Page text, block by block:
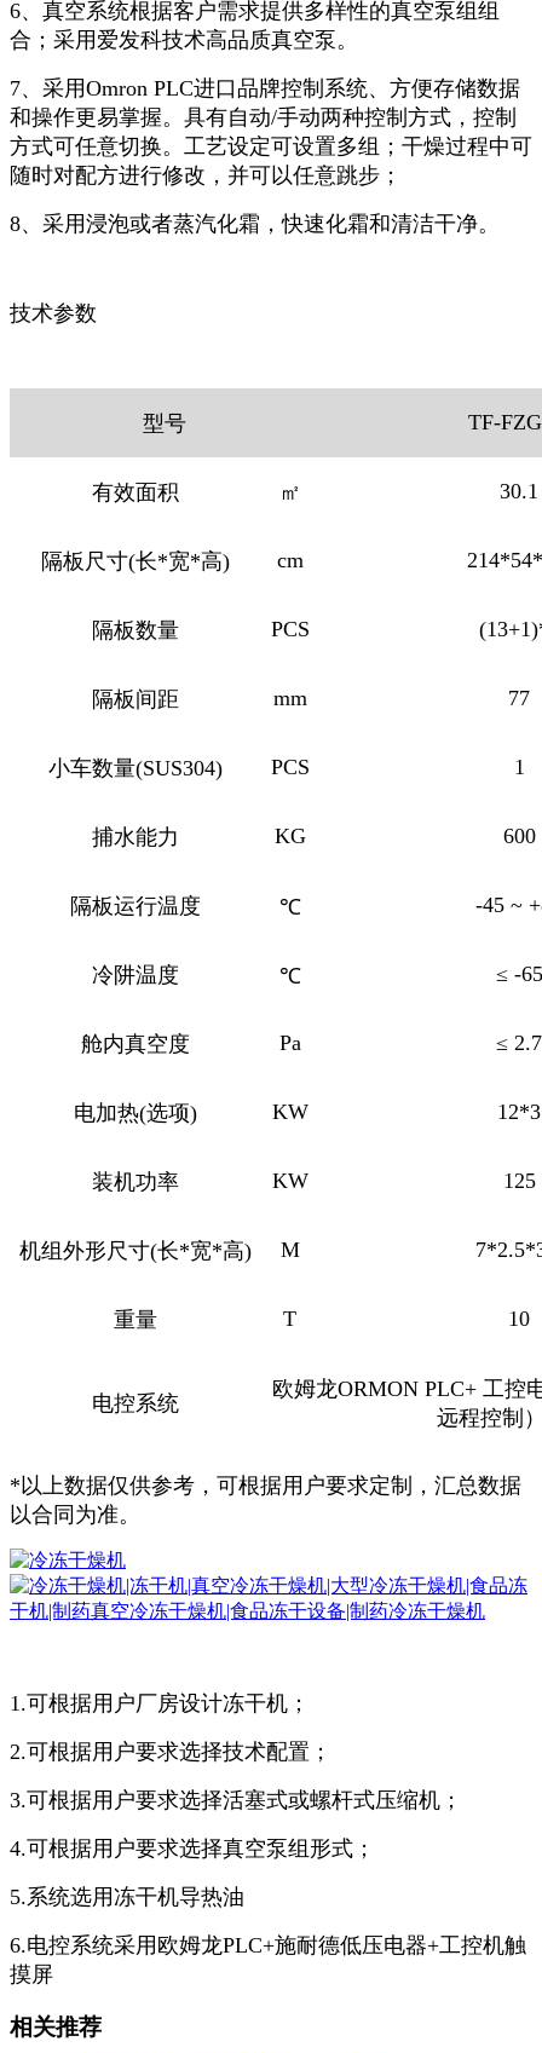
6、真空系统根据客户需求提供多样性的真空泵组组
合；采用爱发科技术高品质真空泵。
7、采用Omron PLC进口品牌控制系统、方便存储数据
和操作更易掌握。具有自动/手动两种控制方式，控制
方式可任意切换。工艺设定可设置多组；干燥过程中可
随时对配方进行修改，并可以任意跳步；
8、采用浸泡或者蒸汽化霜，快速化霜和清洁干净。
技术参数
型号 TF-
有效面积 ㎡ 30.1
隔板尺寸(长*宽*高) cm
隔板数量 PCS
隔板间距 mm 77
小车数量(SUS304) PCS 1
捕水能力 KG 600
隔板运行温度 ℃ -45 ~
冷阱温度 ℃ ≤ -65
舱内真空度 Pa ≤ 2.7
电加热(选项) KW 12*3
装机功率 KW 125
机组外形尺寸(长*宽*高) M
重量 T 10
电控系统
欧姆龙ORMON PLC+ 工控
远程控制
*以上数据仅供参考，可根据用户要求定制，汇总数据
以合同为准。
1.可根据用户厂房设计冻干机；
2.可根据用户要求选择技术配置；
3.可根据用户要求选择活塞式或螺杆式压缩机；
4.可根据用户要求选择真空泵组形式；
5.系统选用冻干机导热油
6.电控系统采用欧姆龙PLC+施耐德低压电器+工控机触
摸屏
相关推荐